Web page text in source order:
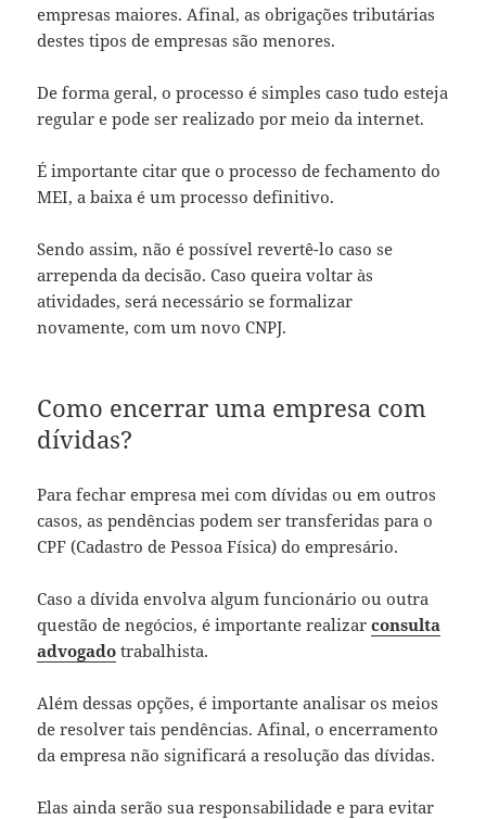
empresas maiores. Afinal, as obrigações tributárias
destes tipos de empresas são menores.
De forma geral, o processo é simples caso tudo esteja
regular e pode ser realizado por meio da internet.
É importante citar que o processo de fechamento do
MEI, a baixa é um processo definitivo.
Sendo assim, não é possível revertê-lo caso se
arrependa da decisão. Caso queira voltar às
atividades, será necessário se formalizar
novamente, com um novo CNPJ.
Como encerrar uma empresa com
dívidas?
Para fechar empresa mei com dívidas ou em outros
casos, as pendências podem ser transferidas para o
CPF (Cadastro de Pessoa Física) do empresário.
Caso a dívida envolva algum funcionário ou outra
questão de negócios, é importante realizarconsulta
advogado trabalhista.
Além dessas opções, é importante analisar os meios
de resolver tais pendências. Afinal, o encerramento
da empresa não significará a resolução das dívidas.
Elas ainda serão sua responsabilidade e para evitar